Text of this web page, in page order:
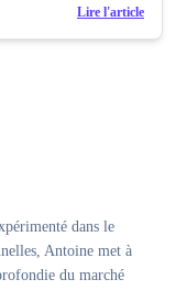
Lire l'article
dans le
Antoine met à
du marché